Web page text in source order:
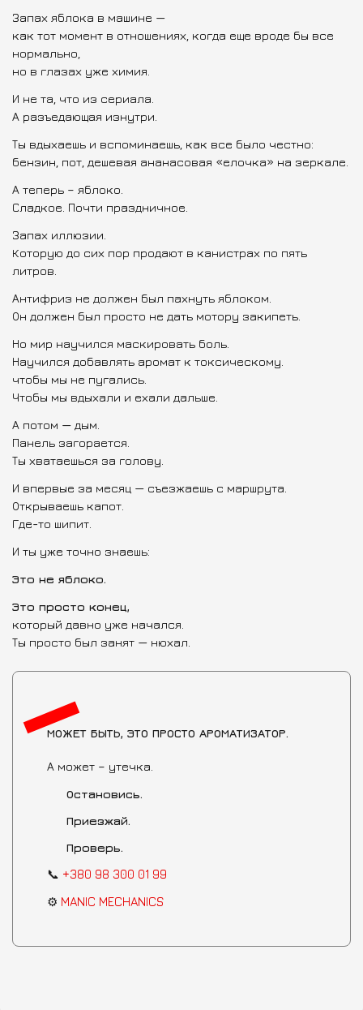
Запах яблока в машине —
как тот момент в отношениях, когда еще вроде бы все
нормально,
но в глазах уже химия.
И не та, что из сериала.
А разъедающая изнутри.
Ты вдыхаешь и вспоминаешь, как все было честно:
бензин, пот, дешевая ананасовая «елочка» на зеркале.
А теперь – яблоко.
Сладкое. Почти праздничное.
Запах иллюзии.
Которую до сих пор продают в канистрах по пять
литров.
Антифриз не должен был пахнуть яблоком.
Он должен был просто не дать мотору закипеть.
Но мир научился маскировать боль.
Научился добавлять аромат к токсическому.
чтобы мы не пугались.
Чтобы мы вдыхали и ехали дальше.
А потом — дым.
Панель загорается.
Ты хватаешься за голову.
И впервые за месяц — съезжаешь с маршрута.
Открываешь капот.
Где-то шипит.
И ты уже точно знаешь:
Это не яблоко.
Это просто конец,
который давно уже начался.
Ты просто был занят — нюхал.
МОЖЕТ БЫТЬ, ЭТО ПРОСТО АРОМАТИЗАТОР.
А может – утечка.
Остановись.
Приезжай.
Проверь.
📞 +380 98 300 01 99
⚙️ MANIC MECHANICS